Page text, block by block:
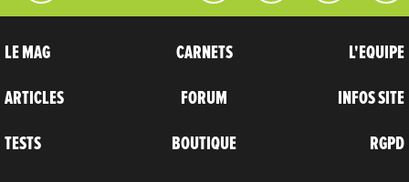
LE MAG
ARTICLES
TESTS
CARNETS
FORUM
BOUTIQUE
L'EQUIPE
INFOS SITE
RGPD